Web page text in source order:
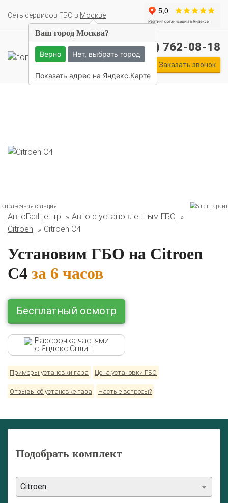
Cеть сервисов ГБО в Москве
Комплекты ГБО на иномарки:
BMW Ford
Renault
Skoda Toyota Volkswagen
+7 (495) 762-08-18
Заказать звонок
АвтоГазЦентр
Авто с установленным ГБО
Citroen
Citroen C4
Установим ГБО на Citroen
C4 за 6 часов
Бесплатный осмотр
Рассрочка частями
с Яндекс.Сплит
Примеры установки газа Цена установки ГБО
Отзывы об установке газа Частые вопросы?
Подобрать комплект
Citroen
Ваш город Москва?
Верно Нет, выбрать город
Показать адрес на Яндекс.Карте